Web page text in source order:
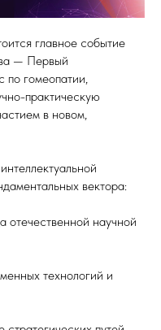
главное событие
— Первый
гомеопатии,
практическую
в новом,
вектора:
научной
технологий и